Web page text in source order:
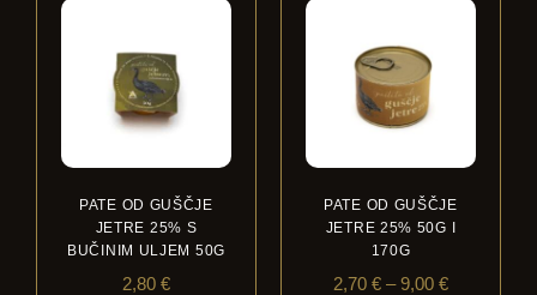
PATE OD GUŠČJE
JETRE 25% S
BUČINIM ULJEM 50G
2,80 €
PATE OD GUŠČJE
JETRE 25% 50G I
170G
2,70 € – 9,00 €